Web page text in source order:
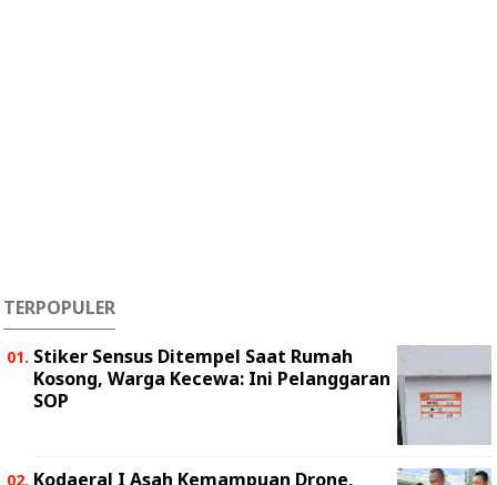
TERPOPULER
Stiker Sensus Ditempel Saat Rumah
Kosong, Warga Kecewa: Ini Pelanggaran
SOP
Kodaeral I Asah Kemampuan Drone,